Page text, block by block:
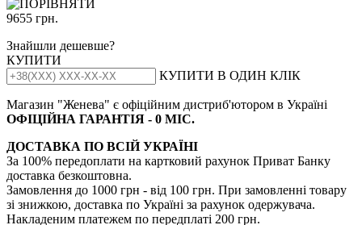
9655 грн.
Знайшли дешевше?
КУПИТИ
КУПИТИ В ОДИН КЛІК
Магазин "Женева" є офіційним дистриб'ютором в Україні
ОФІЦІЙНА ГАРАНТІЯ - 0 МІС.
ДОСТАВКА ПО ВСІЙ УКРАЇНІ
За 100% передоплати на картковий рахунок Приват Банку
доставка безкоштовна.
Замовлення до 1000 грн - від 100 грн. При замовленні товару
зі знижкою, доставка по Україні за рахунок одержувача.
Накладеним платежем по передплаті 200 грн.